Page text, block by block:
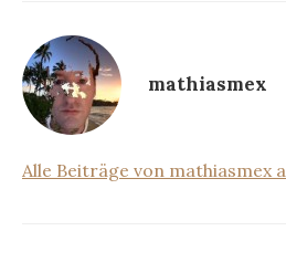
mathiasmex
Alle Beiträge von mathiasmex